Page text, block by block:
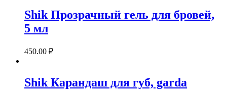
Shik Прозрачный гель для бровей,
5 мл
450.00 ₽
Shik Карандаш для губ, garda